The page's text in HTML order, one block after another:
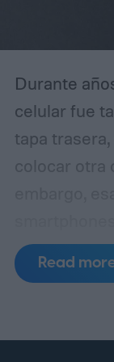
Durante
celular fue
tapa
colocar
fabricantes
delgados,
Read